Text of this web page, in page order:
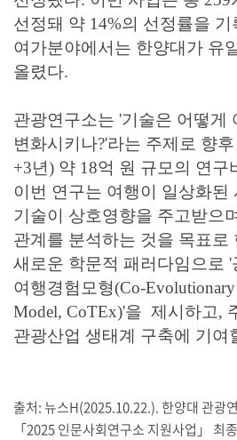
선정돼 약 14%의 선정률을 기
여가분야에서는 한양대가 유
올렸다.
관광연구소는 '기술은 어떻게
변화시키나?'라는 주제로 향
+3년) 약 18억 원 규모의 연구
이번 연구는 여행이 일상화된
기술이 상호영향을 주고받으
관계를 분석하는 것을 목표로
새로운 학문적 패러다임으로 '
여행경험모형(Co-Evolutionary
Model, CoTEx)'을 제시하고,
관광산업 생태계 구축에 기여
출처: 뉴스H(2025.10.22.). 한양대 관광
「2025 인문사회연구소 지원사업」 최